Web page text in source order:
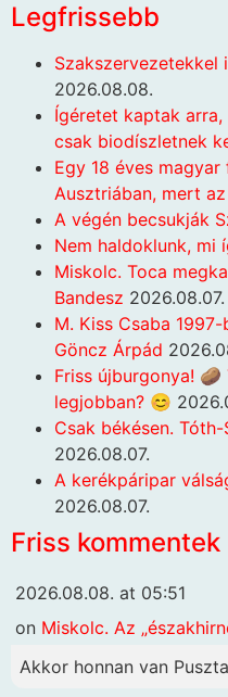
Legfrissebb
2026.08.08.
Ígéretet kaptak
csak biodíszletnek
Egy 18 éves
Ausztriában, mert
A végén becsukják
Nem haldoklunk, mi
Miskolc. Toca
Bandesz 2026.08.07.
M. Kiss Csaba
Göncz Árpád
Friss újburgonya!
legjobban? 😊
Csak békésen.
2026.08.07.
A kerékpáripar
2026.08.07.
Friss kommentek
2026.08.08. at 05:51
on Miskolc. Az
Akkor honnan van